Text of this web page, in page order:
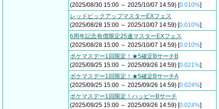
(2025/08/30 15:00 ～ 2025/10/07 14:59) [0.010%]
レッドピックアップマスターEXフェス
(2025/08/28 15:00 ～ 2025/10/07 14:59) [0.010%]
6周年記念有償限定25連マスターEXフェス
(2025/08/28 15:00 ～ 2025/10/07 14:59) [0.010%]
ポケマスデー1回限定！★5確定BサーチB
(2025/09/25 15:00 ～ 2025/09/26 14:59) [0.021%]
ポケマスデー1回限定！★5確定BサーチA
(2025/09/25 15:00 ～ 2025/09/26 14:59) [0.024%]
ポケマスデー1回限定！ハッピーBサーチ
(2025/09/25 15:00 ～ 2025/09/26 14:59) [0.024%]